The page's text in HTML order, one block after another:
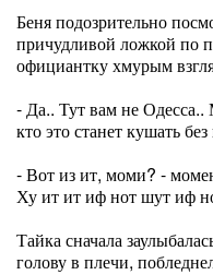
Беня подозрительно
причудливой ложкой по
официантку хмурым
- Да.. Тут вам не Одесса..
кто это станет кушать
- Вот из ит, моми? -
Ху ит ит иф нот шут иф
Тайка сначала
голову в плечи,